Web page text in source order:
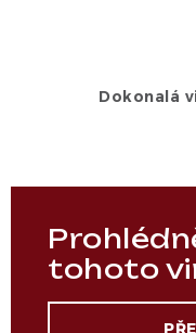
Dokonalá
tohoto